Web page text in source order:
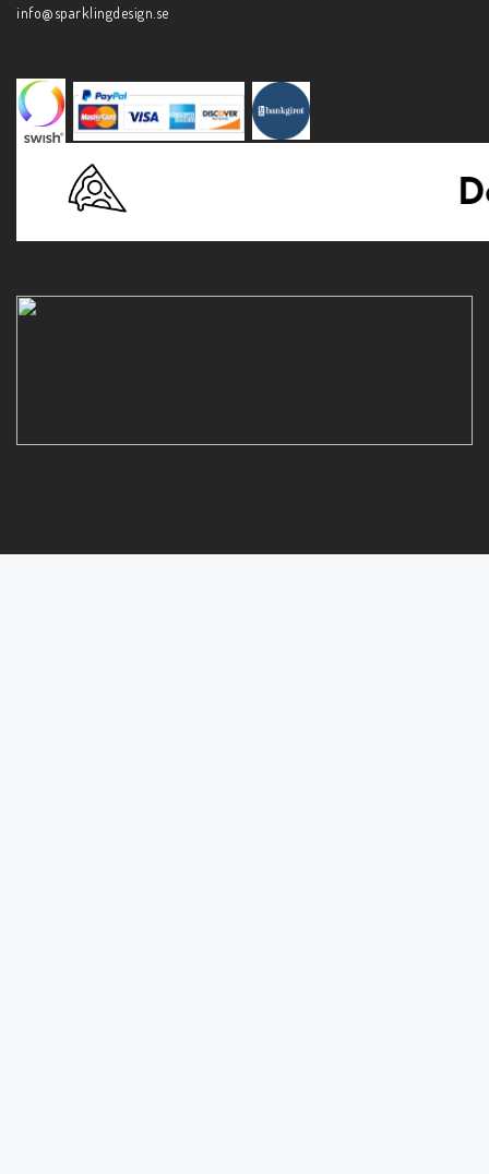
info@sparklingdesign.se